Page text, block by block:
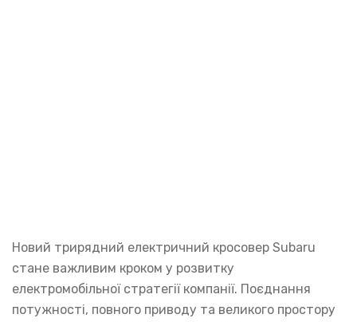
Новий трирядний електричний кросовер Subaru
стане важливим кроком у розвитку
електромобільної стратегії компанії. Поєднання
потужності, повного приводу та великого простору